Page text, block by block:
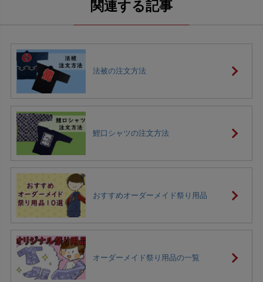
法被の注文方法
鯉口シャツの注文方法
おすすめオーダーメイド祭り用品
オーダーメイド祭り用品の一覧